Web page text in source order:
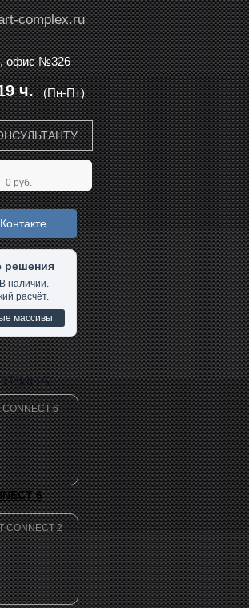
complex.ru
офис №326
(Пн-Пт)
ч.
0 руб.
решения
наличии.
расчёт.
массивы
6